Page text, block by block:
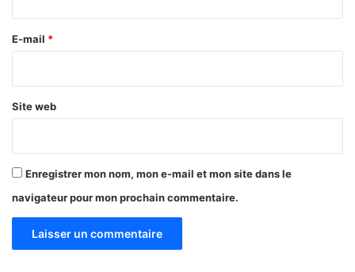
:
U
n
i
v
r
d
e
a
t
i
e
E-mail *
Site web
Enregistrer mon nom, mon e-mail et mon site dans le
navigateur pour mon prochain commentaire.